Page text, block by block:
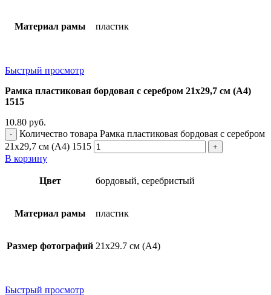
Материал рамы пластик
Быстрый просмотр
Рамка пластиковая бордовая с серебром 21х29,7 см (А4)
1515
10.80 руб.
Количество товара Рамка пластиковая бордовая с серебром
21х29,7 см (А4) 1515
В корзину
Цвет бордовый, серебристый
Материал рамы пластик
Размер фотографий 21х29.7 см (А4)
Быстрый просмотр